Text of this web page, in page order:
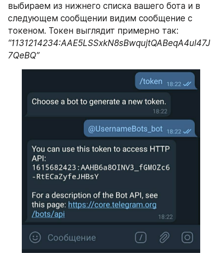
выбираем из нижнего списка вашего бота и в
следующем сообщении видим сообщение с
“1131214234:AAE5LSSxkN8sBwqujtQABeqA4ul47J
7QeBQ”